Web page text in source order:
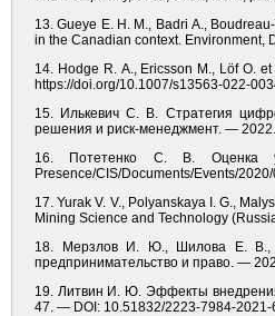
13. Gueye E. H. M., Badri A.,
in the Canadian context. Environment,
14. Hodge R. A., Ericsson M., Löf O.
https://doi.org/10.1007/s13563-022-
15. Илькевич С. В. Стратегия
решения и риск-менеджмент. —
16. Потетенко С. В. Оценка
Presence/CIS/Documents/Events/
17. Yurak V. V., Polyanskaya I. G.,
Mining Science and Technology
18. Мерзлов И. Ю., Шилова Е. В.,
предпринимательство и право. —
19. Литвин И. Ю. Эффекты
47. — DOI: 10.51832/2223-7984-2021-